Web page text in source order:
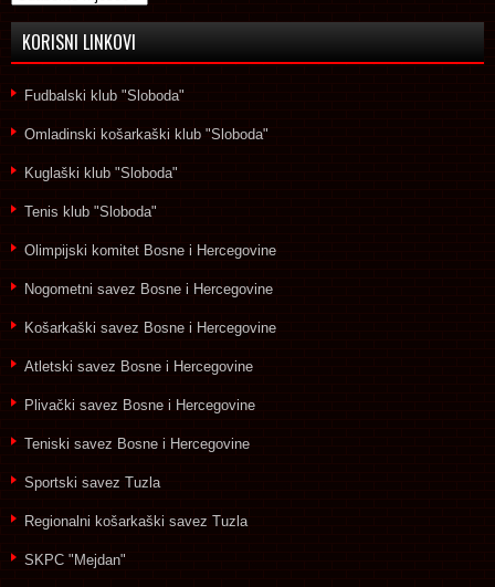
KORISNI LINKOVI
Fudbalski klub "Sloboda"
Omladinski košarkaški klub "Sloboda"
Kuglaški klub "Sloboda"
Tenis klub "Sloboda"
Olimpijski komitet Bosne i Hercegovine
Nogometni savez Bosne i Hercegovine
Košarkaški savez Bosne i Hercegovine
Atletski savez Bosne i Hercegovine
Plivački savez Bosne i Hercegovine
Teniski savez Bosne i Hercegovine
Sportski savez Tuzla
Regionalni košarkaški savez Tuzla
SKPC "Mejdan"